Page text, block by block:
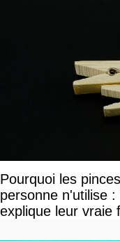
Pourquoi les
personne n'utilise
explique leur vraie